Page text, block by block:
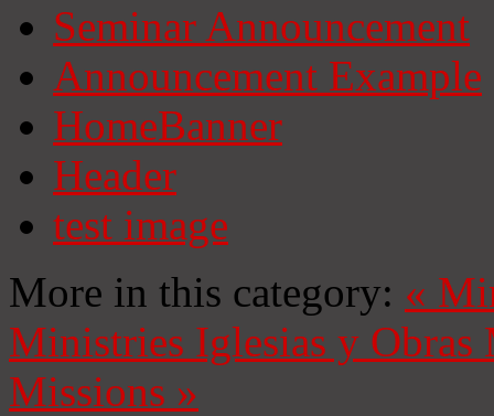
Seminar Announcement
Announcement Example
HomeBanner
Header
test image
More in this category: «
Ministries Iglesias y Obras
Missions »